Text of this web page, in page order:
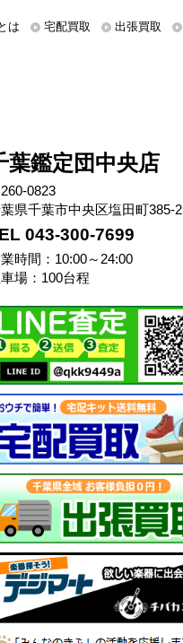
は 宅配買取 出張買取
葉鑑定団中央店
0823
県千葉市中央区塩田町385-2
043-300-7699
時間：10:00～24:00
場：100台程